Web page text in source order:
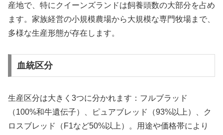
産地で、特にクイーンズランドは飼養頭数の大部分を占め
ます。家族経営の小規模農場から大規模な専門牧場まで、
多様な生産形態が存在します。
血統区分
生産区分は大きく3つに分かれます：フルブラッド
（100%和牛遺伝子）、ピュアブレッド（93%以上）、ク
ロスブレッド（F1など50%以上）。用途や価格帯により